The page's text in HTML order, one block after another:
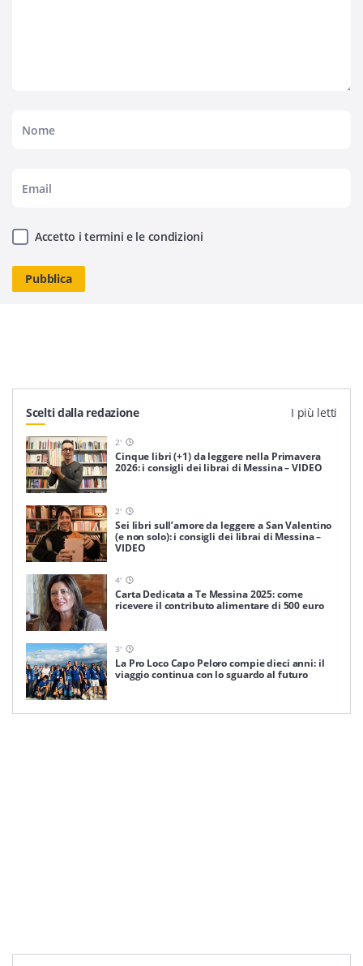
Accetto i termini e le condizioni
Scelti dalla redazione I più letti
2'
Cinque libri (+1) da leggere nella Primavera
2026: i consigli dei librai di Messina – VIDEO
2'
Sei libri sull’amore da leggere a San Valentino
(e non solo): i consigli dei librai di Messina –
VIDEO
4'
Carta Dedicata a Te Messina 2025: come
ricevere il contributo alimentare di 500 euro
3'
La Pro Loco Capo Peloro compie dieci anni: il
viaggio continua con lo sguardo al futuro